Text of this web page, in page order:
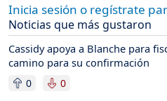
Inicia sesión o regístrate
Noticias que más gustaron
Cassidy apoya a Blanche para
camino para su confirmación
0 0